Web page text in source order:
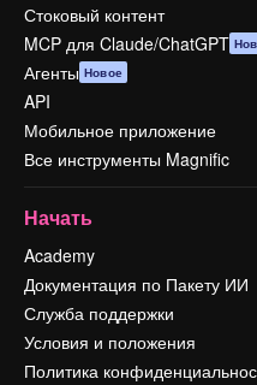
Стоковый контент
MCP для Claude/ChatGPT
Агенты Новое
API
Мобильное приложение
Все инструменты Magnific
Начать
Academy
Документация по Пакету ИИ
Служба поддержки
Условия и положения
Политика